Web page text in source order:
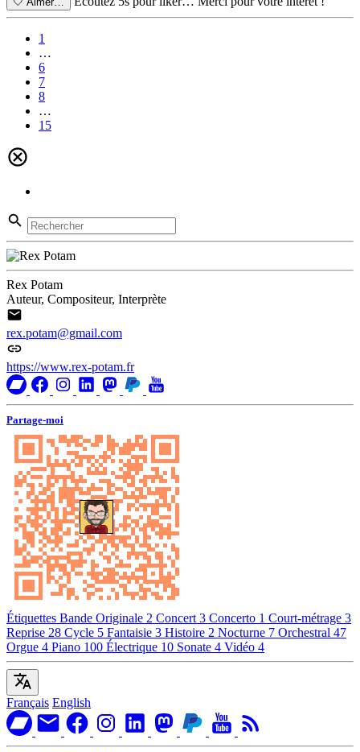
1
…
6
7
8
…
15
Rex Potam
Auteur, Compositeur, Interprète
rex.potam@gmail.com
https://www.rex-potam.fr
Partage-moi
Étiquettes Bande Originale 2 Concert 3 Concerto 1 Court-métrage 3
Reprise 28 Cycle 5 Fantaisie 3 Histoire 2 Nocturne 7 Orchestral 47
Orgue 4 Piano 100 Électrique 10 Sonate 4 Vidéo 4
Français English